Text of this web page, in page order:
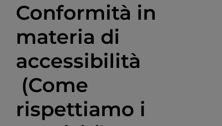
Conformità in
materia di
accessibilità
(Come
rispettiamo i